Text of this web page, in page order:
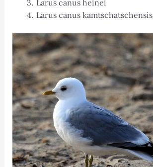
Larus canus heinei
Larus canus kamtschatschensis